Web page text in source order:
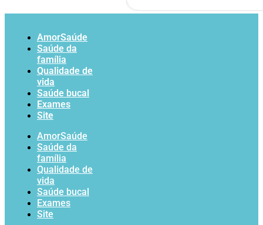
AmorSaúde
Saúde da
família
Qualidade de
vida
Saúde bucal
Exames
Site
AmorSaúde
Saúde da
família
Qualidade de
vida
Saúde bucal
Exames
Site